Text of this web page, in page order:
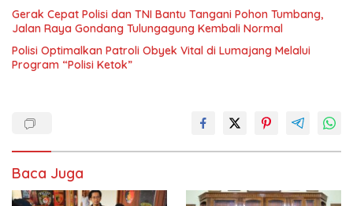
Gerak Cepat Polisi dan TNI Bantu Tangani Pohon Tumbang,
Jalan Raya Gondang Tulungagung Kembali Normal
Polisi Optimalkan Patroli Obyek Vital di Lumajang Melalui
Program “Polisi Ketok”
Baca Juga